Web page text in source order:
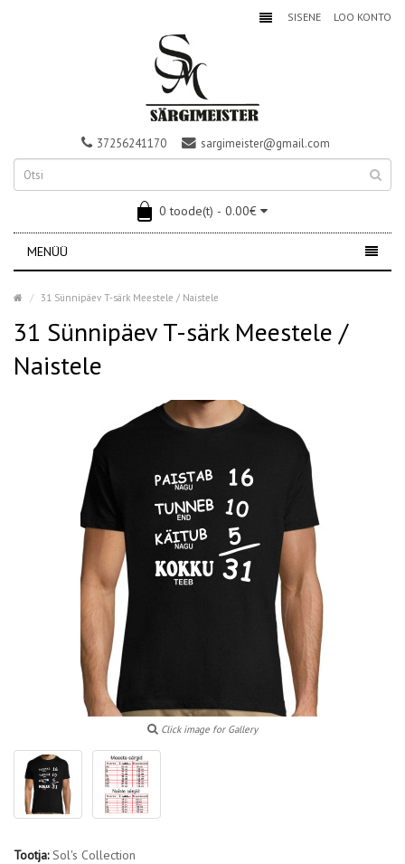
SISENE LOO KONTO
37256241170 sargimeister@gmail.com
0 toode(t) - 0.00€
MENÜÜ
31 Sünnipäev T-särk Meestele / Naistele
31 Sünnipäev T-särk Meestele /
Naistele
Click image for Gallery
Tootja: Sol's Collection